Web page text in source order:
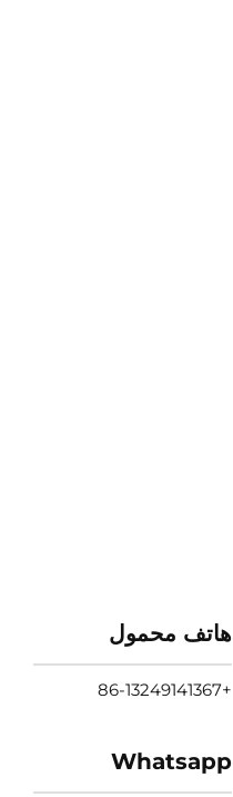
هاتف محمول
+86-13249141367
Whatsapp